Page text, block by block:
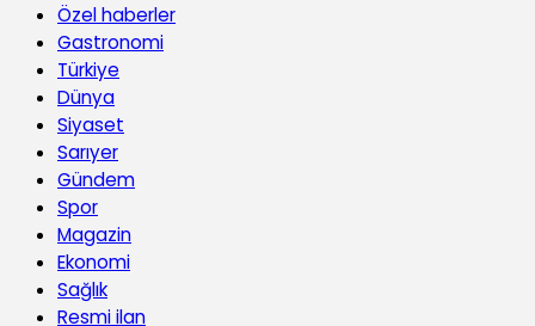
Özel haberler
Gastronomi
Türkiye
Dünya
Siyaset
Sarıyer
Gündem
Spor
Magazin
Ekonomi
Sağlık
Resmi ilan